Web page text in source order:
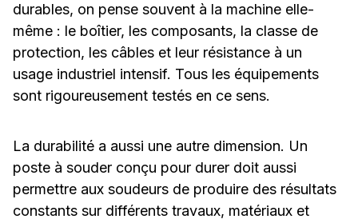
durables, on pense souvent à la machine elle-
même : le boîtier, les composants, la classe de
protection, les câbles et leur résistance à un
usage industriel intensif. Tous les équipements
sont rigoureusement testés en ce sens.
La durabilité a aussi une autre dimension. Un
poste à souder conçu pour durer doit aussi
permettre aux soudeurs de produire des résultats
constants sur différents travaux, matériaux et